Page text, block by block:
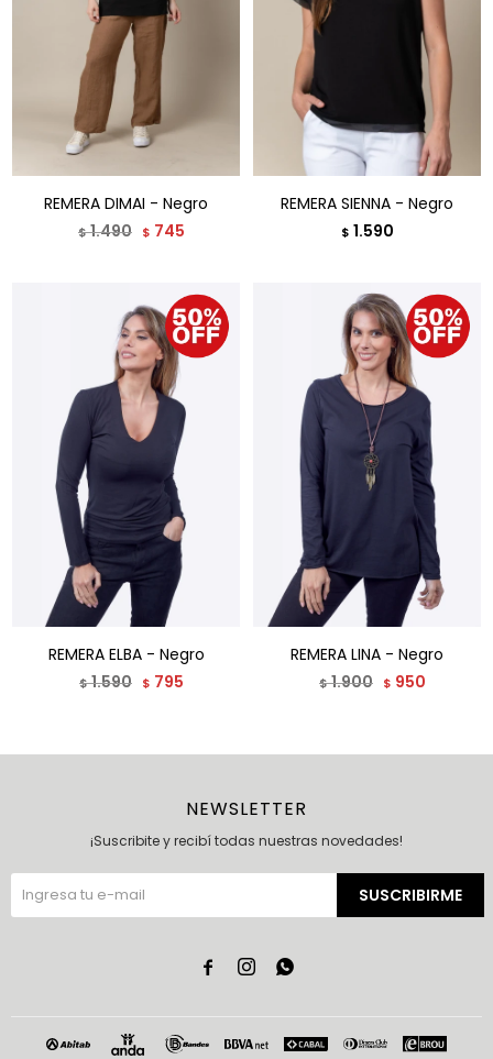
REMERA DIMAI - Negro
$1.490 $ 745
REMERA SIENNA - Negro
$ 1.590
REMERA ELBA - Negro
$1.590 $ 795
REMERA LINA - Negro
$1.900 $ 950
NEWSLETTER
¡Suscribite y recibí todas nuestras novedades!
SUSCRIBIRME
  